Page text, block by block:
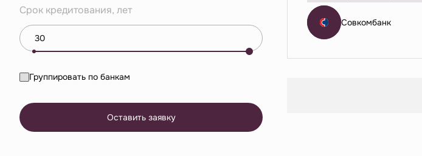
Срок кредитования, лет
Группировать по банкам
Оставить заявку
Совкомбанк